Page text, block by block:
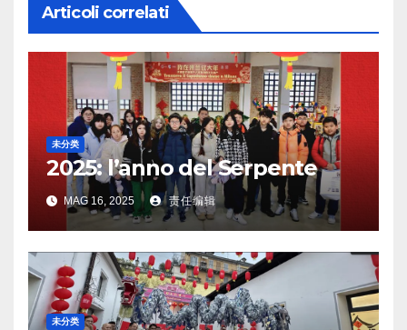
Articoli correlati
未分类
2025: l’anno del Serpente
MAG 16, 2025 责任编辑
未分类